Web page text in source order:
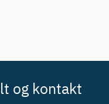
og kontakt